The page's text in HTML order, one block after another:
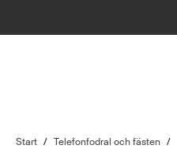
Start / Telefonfodral och fästen /